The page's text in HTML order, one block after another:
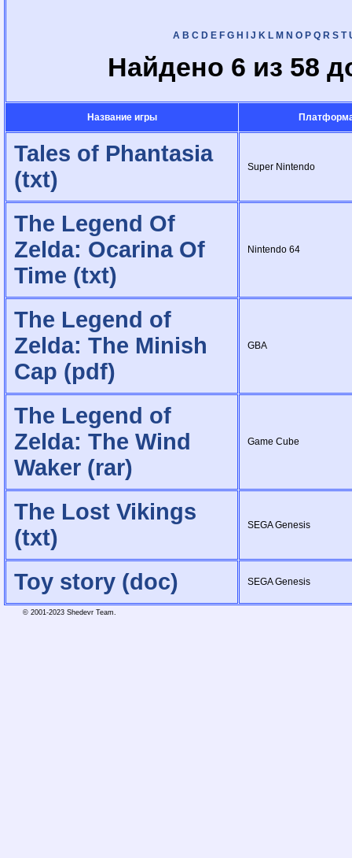
A B C D E F G H I J K L M N O P Q R S T
Найдено 6 из 58
Название игры
Tales of Phantasia
(txt)
Super Nintendo
The Legend Of
Zelda: Ocarina Of
Time (txt)
Nintendo 64
The Legend of
Zelda: The Minish
Cap (pdf)
GBA
The Legend of
Zelda: The Wind
Waker (rar)
Game Cube
The Lost Vikings
(txt)
SEGA Genesis
Toy story (doc) SEGA Genesis
© 2001-2023 Shedevr Team.